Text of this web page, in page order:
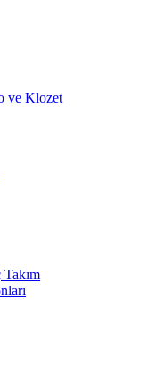
ve Klozet